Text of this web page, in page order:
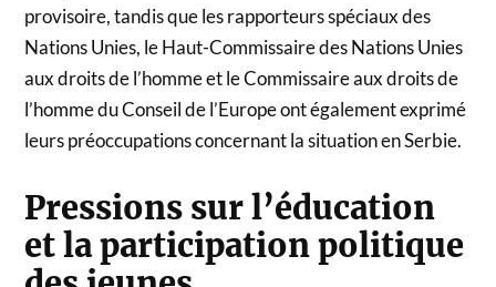
provisoire, tandis que les rapporteurs spéciaux des
Nations Unies, le Haut-Commissaire des Nations Unies
aux droits de l’homme et le Commissaire aux droits de
l’homme du Conseil de l’Europe ont également exprimé
leurs préoccupations concernant la situation en Serbie.
Pressions sur l’éducation
et la participation politique